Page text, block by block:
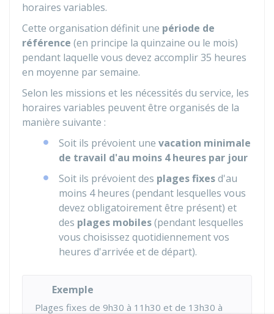
horaires variables.
Cette organisation définit une période de
référence (en principe la quinzaine ou le mois)
pendant laquelle vous devez accomplir 35 heures
en moyenne par semaine.
Selon les missions et les nécessités du service, les
horaires variables peuvent être organisés de la
manière suivante :
Soit ils prévoient une vacation minimale
de travail d'au moins 4 heures par jour
Soit ils prévoient des plages fixesd'au
moins 4 heures (pendant lesquelles vous
devez obligatoirement être présent) et
des plages mobiles(pendant lesquelles
vous choisissez quotidiennement vos
heures d'arrivée et de départ).
Exemple
Plages fixes de 9h30 à 11h30 et de 13h30 à